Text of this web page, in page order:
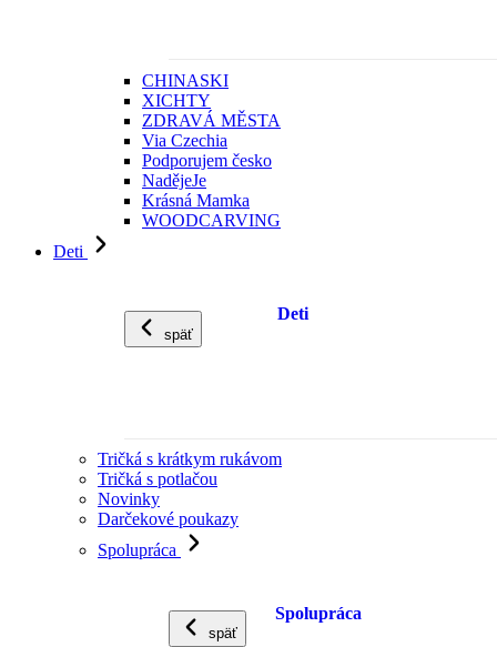
CHINASKI
XICHTY
ZDRAVÁ MĚSTA
Via Czechia
Podporujem česko
NadějeJe
Krásná Mamka
WOODCARVING
Deti
späť
Deti
Tričká s krátkym rukávom
Tričká s potlačou
Novinky
Darčekové poukazy
Spolupráca
späť
Spolupráca